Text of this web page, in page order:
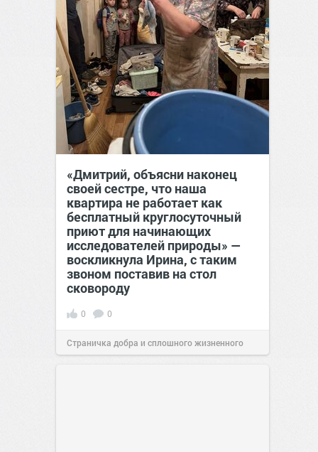
«Дмитрий, объясни наконец
своей сестре, что наша
квартира не работает как
бесплатный круглосуточный
приют для начинающих
исследователей природы» —
воскликнула Ирина, с таким
звоном поставив на стол
сковороду
0 0
Страничка добра и сплошного жизненного